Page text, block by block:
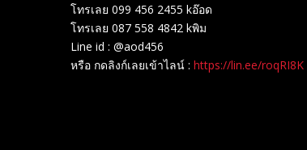
โทรเลย 099 456 2455 kอ๊อด
โทรเลย 087 558 4842 kพิม
Line id : @aod456
หรือ กดลิงก์เลยเข้าไลน์ : https://lin.ee/roqRI8K